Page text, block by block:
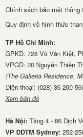
Chính sách bảo mật thông
Quy định về hình thức
TP Hồ Chí Minh:
GPKD: 728 Võ Văn Kiệt,
VPGD: 20 Nguyễn Thiện
(The Galleria Residence,
Điện thoại: (028) 36 200
Xem bản đồ
Hà Nội:Tầng 4 - 86 Dịch
VP ĐDTM Sydney: 252-